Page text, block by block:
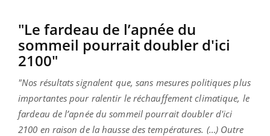
"Le fardeau de l’apnée du
sommeil pourrait doubler d'ici
2100"
"Nos résultats signalent que, sans mesures politiques plus
importantes pour ralentir le réchauffement climatique, le
fardeau de l’apnée du sommeil pourrait doubler d'ici
2100 en raison de la hausse des températures. (…) Outre